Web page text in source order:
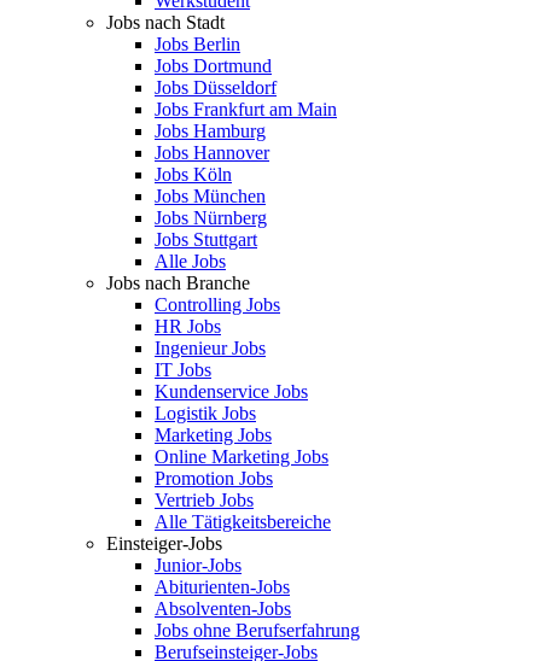
Jobs nach Stadt
Jobs Berlin
Jobs Dortmund
Jobs Düsseldorf
Jobs Frankfurt am Main
Jobs Hamburg
Jobs Hannover
Jobs Köln
Jobs München
Jobs Nürnberg
Jobs Stuttgart
Alle Jobs
Jobs nach Branche
Controlling Jobs
HR Jobs
Ingenieur Jobs
IT Jobs
Kundenservice Jobs
Logistik Jobs
Marketing Jobs
Online Marketing Jobs
Promotion Jobs
Vertrieb Jobs
Alle Tätigkeitsbereiche
Einsteiger-Jobs
Junior-Jobs
Abiturienten-Jobs
Absolventen-Jobs
Jobs ohne Berufserfahrung
Berufseinsteiger-Jobs